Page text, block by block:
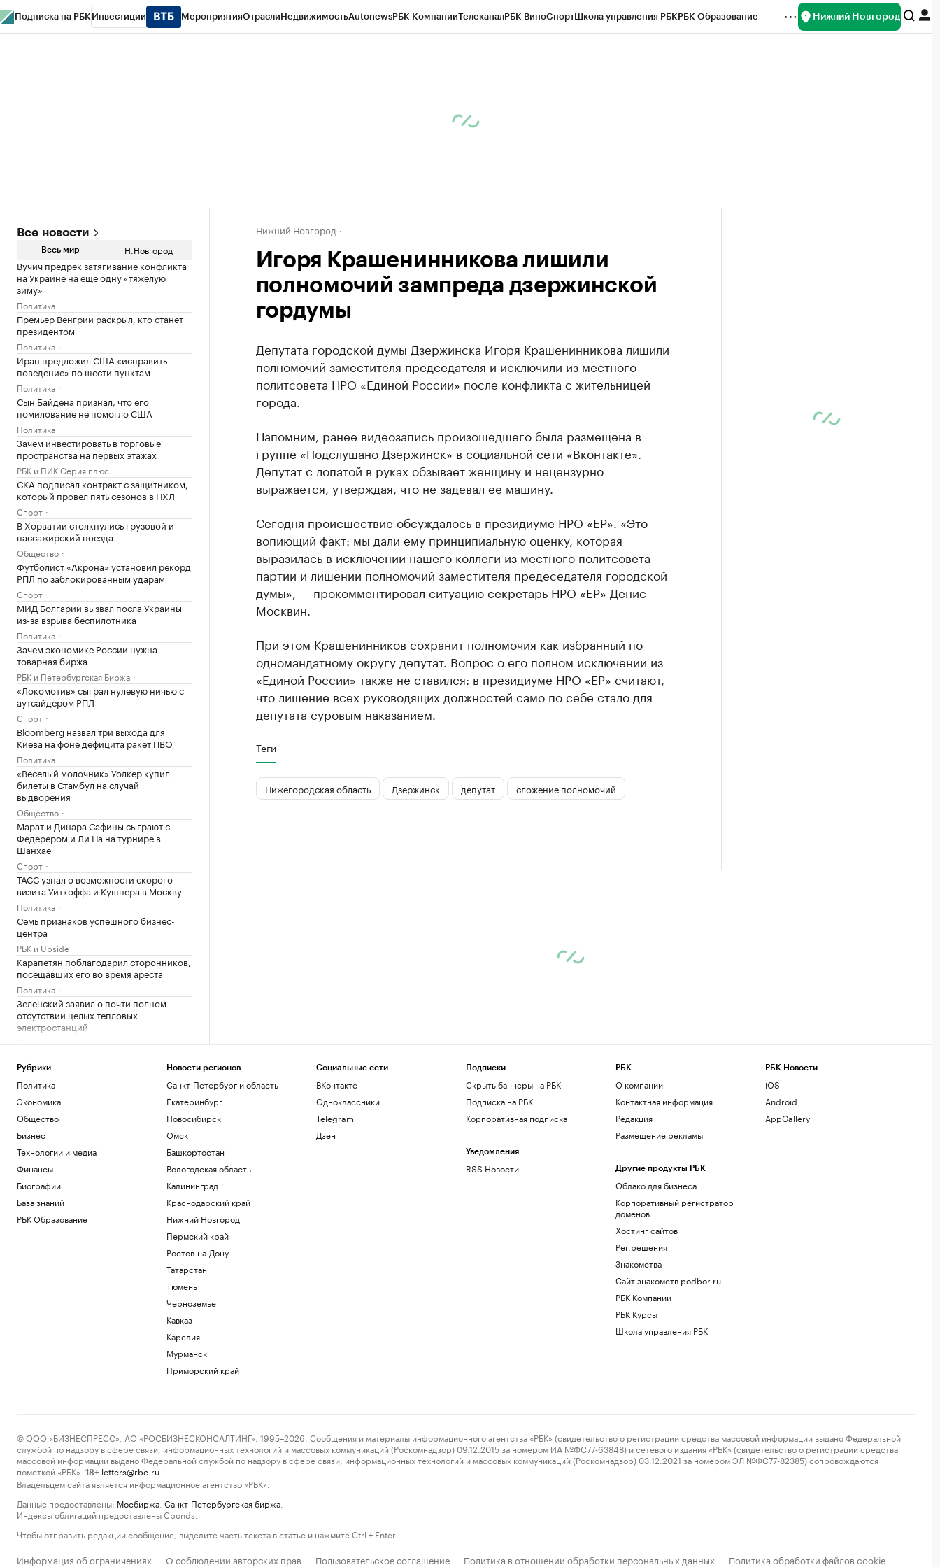
Подписка на РБК Инвестиции МероприятияОтраслиНедвижимостьAutonewsРБК КомпанииТелеканалРБК ВиноСпортШкола управления РБКРБК Образование Нижний Новгород
Все новости
Весь мир Н.Новгород
Вучич предрек затягивание конфликта
на Украине на еще одну «тяжелую
зиму»
Политика
Премьер Венгрии раскрыл, кто станет
президентом
Политика
Иран предложил США «исправить
поведение» по шести пунктам
Политика
Сын Байдена признал, что его
помилование не помогло США
Политика
Зачем инвестировать в торговые
пространства на первых этажах
РБК и ПИК Серия плюс
СКА подписал контракт с защитником,
который провел пять сезонов в НХЛ
Спорт
В Хорватии столкнулись грузовой и
пассажирский поезда
Общество
Футболист «Акрона» установил рекорд
РПЛ по заблокированным ударам
Спорт
МИД Болгарии вызвал посла Украины
из-за взрыва беспилотника
Политика
Зачем экономике России нужна
товарная биржа
РБК и Петербургская Биржа
«Локомотив» сыграл нулевую ничью с
аутсайдером РПЛ
Спорт
Bloomberg назвал три выхода для
Киева на фоне дефицита ракет ПВО
Политика
«Веселый молочник» Уолкер купил
билеты в Стамбул на случай
выдворения
Общество
Марат и Динара Сафины сыграют с
Федерером и Ли На на турнире в
Шанхае
Спорт
ТАСС узнал о возможности скорого
визита Уиткоффа и Кушнера в Москву
Политика
Семь признаков успешного бизнес-
центра
РБК и Upside
Карапетян поблагодарил сторонников,
посещавших его во время ареста
Политика
Зеленский заявил о почти полном
отсутствии целых тепловых
электростанций
Политика
невыдачи визы на ЧЕ ей жаль своего
здоровья
Сын Джо Байдена рассказал о сильной
боли отца из-за рака
Общество
Нижний Новгород
Игоря Крашенинникова лишили
полномочий зампреда дзержинской
гордумы
Депутата городской думы Дзержинска Игоря Крашенинникова лишили
полномочий заместителя председателя и исключили из местного
политсовета НРО «Единой России» после конфликта с жительницей
города.
Напомним, ранее видеозапись произошедшего была размещена в
группе «Подслушано Дзержинск» в социальной сети «Вконтакте».
Депутат с лопатой в руках обзывает женщину и нецензурно
выражается, утверждая, что не задевал ее машину.
Сегодня происшествие обсуждалось в президиуме НРО «ЕР». «Это
вопиющий факт: мы дали ему принципиальную оценку, которая
выразилась в исключении нашего коллеги из местного политсовета
партии и лишении полномочий заместителя предеседателя городской
думы», — прокомментировал ситуацию секретарь НРО «ЕР» Денис
Москвин.
При этом Крашенинников сохранит полномочия как избранный по
одномандатному округу депутат. Вопрос о его полном исключении из
«Единой России» также не ставился: в президиуме НРО «ЕР» считают,
что лишение всех руководящих должностей само по себе стало для
депутата суровым наказанием.
Теги
Нижегородская область Дзержинск депутат сложение полномочий
Рубрики
Политика
Экономика
Общество
Бизнес
Технологии и медиа
Финансы
Биографии
База знаний
РБК Образование
Новости регионов
Санкт-Петербург и область
Екатеринбург
Новосибирск
Омск
Башкортостан
Вологодская область
Калининград
Краснодарский край
Нижний Новгород
Пермский край
Ростов-на-Дону
Татарстан
Тюмень
Черноземье
Кавказ
Карелия
Мурманск
Приморский край
Социальные сети
ВКонтакте
Одноклассники
Telegram
Дзен
Подписки
Скрыть баннеры на РБК
Подписка на РБК
Корпоративная подписка
Уведомления
RSS Новости
РБК
О компании
Контактная информация
Редакция
Размещение рекламы
Другие продукты РБК
Облако для бизнеса
Корпоративный регистратор
доменов
Хостинг сайтов
Рег.решения
Знакомства
Сайт знакомств podbor.ru
РБК Компании
РБК Курсы
Школа управления РБК
РБК Новости
iOS
Android
AppGallery
© ООО «БИЗНЕСПРЕСС», АО «РОСБИЗНЕСКОНСАЛТИНГ», 1995–2026. Сообщения и материалы информационного агентства «РБК» (свидетельство о регистрации средства массовой информации выдано Федеральной
службой по надзору в сфере связи, информационных технологий и массовых коммуникаций (Роскомнадзор) 09.12.2015 за номером ИА №ФС77-63848) и сетевого издания «РБК» (свидетельство о регистрации средства
массовой информации выдано Федеральной службой по надзору в сфере связи, информационных технологий и массовых коммуникаций (Роскомнадзор) 03.12.2021 за номером ЭЛ №ФС77-82385) сопровождаются
пометкой «РБК».
18+ letters@rbc.ru
Владельцем сайта является информационное агентство «РБК».
Данные предоставлены: Мосбиржа Санкт-Петербургская биржа
Индексы облигаций предоставлены Cbonds.
Чтобы отправить редакции сообщение, выделите часть текста в статье и нажмите Ctrl + Enter
Информация об ограничениях · О соблюдении авторских прав · Пользовательское соглашение · Политика в отношении обработки персональных данных · Политика обработки файлов cookie